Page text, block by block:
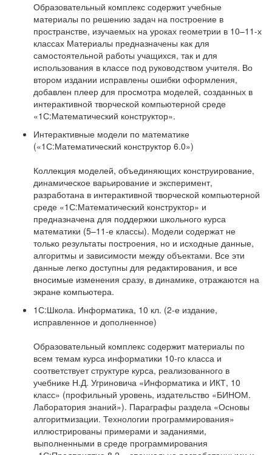
Образовательный комплекс содержит учебные
материалы по решению задач на построение в
пространстве, изучаемых на уроках геометрии в 10–11-х
классах Материалы предназначены как для
самостоятельной работы учащихся, так и для
использования в классе под руководством учителя. Во
втором издании исправлены ошибки оформления,
добавлен плеер для просмотра моделей, созданных в
интерактивной творческой компьютерной среде
«1С:Математический конструктор».
Интерактивные модели по математике
(«1С:Математический конструктор 6.0»)
Коллекция моделей, объединяющих конструирование,
динамическое варьирование и эксперимент,
разработана в интерактивной творческой компьютерной
среде «1С:Математический конструктор» и
предназначена для поддержки школьного курса
математики (5–11-е классы). Модели содержат не
только результаты построения, но и исходные данные,
алгоритмы и зависимости между объектами. Все эти
данные легко доступны для редактирования, и все
вносимые изменения сразу, в динамике, отражаются на
экране компьютера.
1С:Школа. Информатика, 10 кл. (2-е издание,
исправленное и дополненное)
Образовательный комплекс содержит материалы по
всем темам курса информатики 10-го класса и
соответствует структуре курса, реализованного в
учебнике Н.Д. Угриновича «Информатика и ИКТ, 10
класс» (профильный уровень, издательство «БИНОМ.
Лаборатория знаний»). Параграфы раздела «Основы
алгоритмизации. Технологии программирования»
иллюстрированы примерами и заданиями,
выполненными в среде программирования